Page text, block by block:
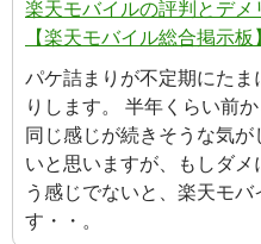
楽天モバイルの評判とデ
【楽天モバイル総合掲示板
パケ詰まりが不定期にた
りします。 半年くらい前
同じ感じが続きそうな気
いと思いますが、もしダ
う感じでないと、楽天モ
す・・。